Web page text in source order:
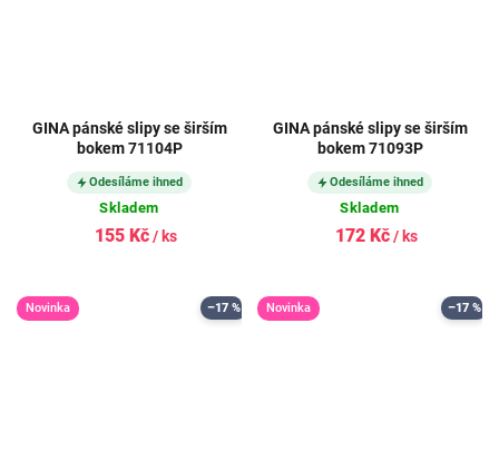
GINA pánské slipy se širším
bokem 71104P
Odesíláme ihned
Skladem
155 Kč/ ks
GINA pánské slipy se širším
bokem 71093P
Odesíláme ihned
Skladem
172 Kč/ ks
Novinka –17 % Novinka –17 %